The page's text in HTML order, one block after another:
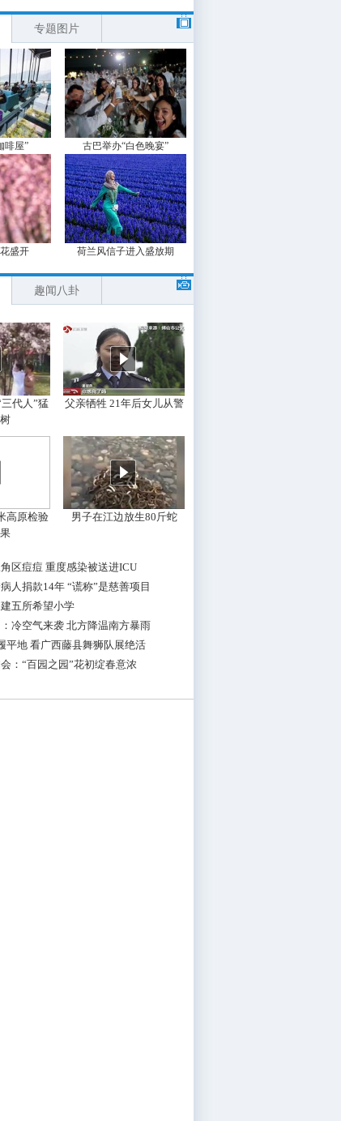
专题图片
啡屋” 古巴举办“白色晚宴”
盛开 荷兰风信子进入盛放期
趣闻八卦
代人”猛
父亲牺牲 21年后女儿从警
高原检验
男子在江边放生80斤蛇
区痘痘 重度感染被送进ICU
人捐款14年 “谎称”是慈善项目
五所希望小学
冷空气来袭 北方降温南方暴雨
平地 看广西藤县舞狮队展绝活
：“百园之园”花初绽春意浓